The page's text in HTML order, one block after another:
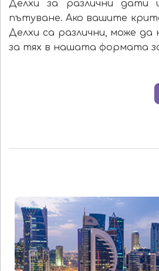
Делхи за различни дати
пътуване. Ако вашите
Делхи са различни, може
за тях в нашата формата